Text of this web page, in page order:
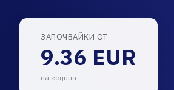
ЗАПОЧВАЙКИ ОТ
9.36 EUR
на година